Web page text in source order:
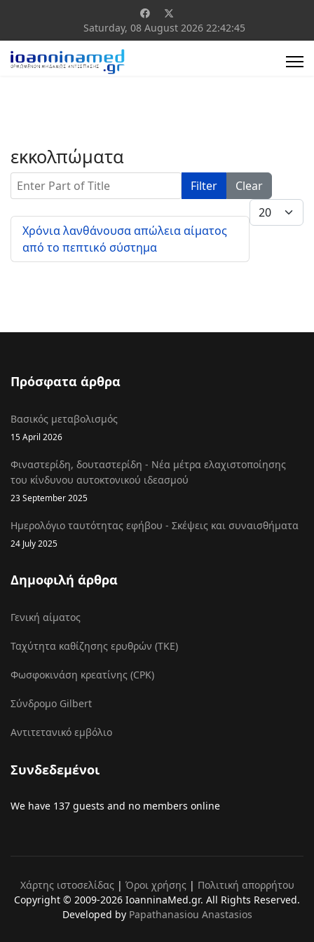
Saturday, 08 August 2026 22:42:45
εκκολπώματα
Enter Part of Title Filter
Clear
Display #
Χρόνια λανθάνουσα απώλεια αίματος
από το πεπτικό σύστημα
Πρόσφατα άρθρα
Βασικός μεταβολισμός
15 April 2026
Φιναστερίδη, δουταστερίδη - Νέα μέτρα ελαχιστοποίησης
του κίνδυνου αυτοκτονικού ιδεασμού
23 September 2025
Ημερολόγιο ταυτότητας εφήβου - Σκέψεις και συναισθήματα
24 July 2025
Δημοφιλή άρθρα
Γενική αίματος
Ταχύτητα καθίζησης ερυθρών (ΤΚΕ)
Φωσφοκινάση κρεατίνης (CPK)
Σύνδρομο Gilbert
Αντιτετανικό εμβόλιο
Συνδεδεμένοι
We have 137 guests and no members online
Χάρτης ιστοσελίδας| Όροι χρήσης| Πολιτική απορρήτου
Copyright © 2009-2026 IoanninaMed.gr. All Rights Reserved.
Developed by Papathanasiou Anastasios